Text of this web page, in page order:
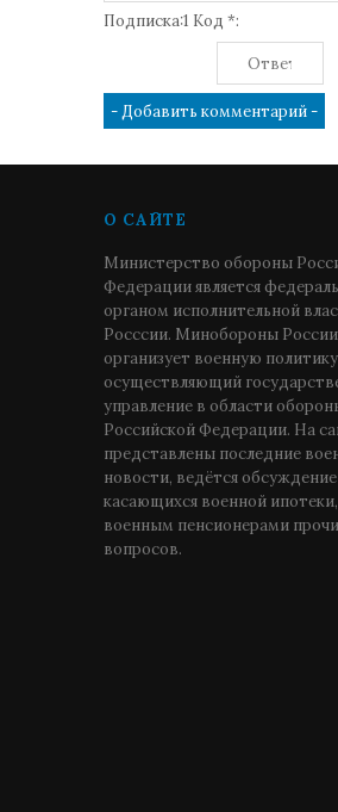
Подписка:1 Код *:
О САЙТЕ
Министерство обороны
Федерации является
органом исполнительной
Росссии. Минобороны России
организует военную
осуществляющий
управление в области
Российской Федерации. На
представлены последние
новости, ведётся
касающихся военной
военным пенсионерами
вопросов.